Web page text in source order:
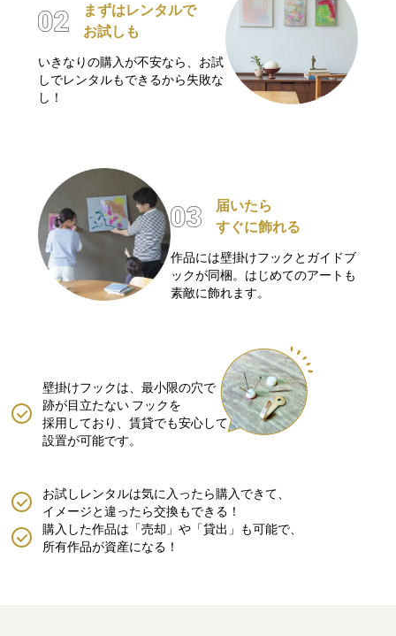
まずはレンタルで
お試しも
いきなりの購入が不安なら、お試
しでレンタルもできるから失敗な
し！
届いたら
すぐに飾れる
作品には壁掛けフックとガイドブ
ックが同梱。はじめてのアートも
素敵に飾れます。
壁掛けフックは、最小限の穴で
跡が目立たない フックを
採用しており、賃貸でも安心して
設置が可能です。
購入した作品は「売却」や「貸出」も可能で、
所有作品が資産になる！
お試しレンタルは気に入ったら購入できて、
イメージと違ったら交換もできる！